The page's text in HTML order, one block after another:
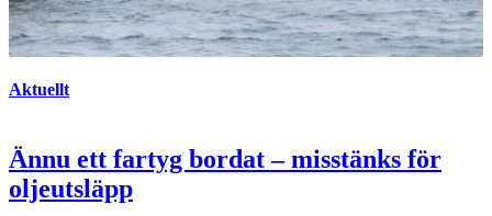
Aktuellt
Ännu ett fartyg bordat – misstänks för
oljeutsläpp